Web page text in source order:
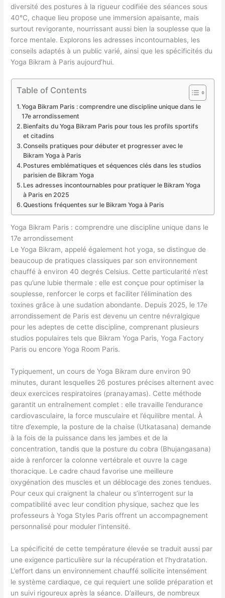
diversité des postures à la rigueur codifiée des séances sous
40°C, chaque lieu propose une immersion apaisante, mais
surtout revigorante, nourrissant aussi bien la souplesse que la
force mentale. Explorons les adresses incontournables, les
conseils adaptés à un public varié, ainsi que les spécificités du
Yoga Bikram à Paris aujourd’hui.
Table of Contents
Yoga Bikram Paris : comprendre une discipline unique dans le
17e arrondissement
Bienfaits du Yoga Bikram Paris pour tous les profils sportifs
et citadins
Conseils pratiques pour débuter et progresser avec le
Bikram Yoga à Paris
Postures emblématiques et séquences clés dans les studios
parisien de Bikram Yoga
Les adresses incontournables pour pratiquer le Bikram Yoga
à Paris en 2025
Questions fréquentes sur le Bikram Yoga à Paris
Yoga Bikram Paris : comprendre une discipline unique dans le
17e arrondissement
Le Yoga Bikram, appelé également hot yoga, se distingue de
beaucoup de pratiques classiques par son environnement
chauffé à environ 40 degrés Celsius. Cette particularité n’est
pas qu’une lubie thermale : elle est conçue pour optimiser la
souplesse, renforcer le corps et faciliter l’élimination des
toxines grâce à une sudation abondante. Depuis 2025, le 17e
arrondissement de Paris est devenu un centre névralgique
pour les adeptes de cette discipline, comprenant plusieurs
studios populaires tels que Bikram Yoga Paris, Yoga Factory
Paris ou encore Yoga Room Paris.
Typiquement, un cours de Yoga Bikram dure environ 90
minutes, durant lesquelles 26 postures précises alternent avec
deux exercices respiratoires (pranayamas). Cette méthode
garantit un entraînement complet : elle travaille l’endurance
cardiovasculaire, la force musculaire et l’équilibre mental. À
titre d’exemple, la posture de la chaise (Utkatasana) demande
à la fois de la puissance dans les jambes et de la
concentration, tandis que la posture du cobra (Bhujangasana)
aide à renforcer la colonne vertébrale et ouvre la cage
thoracique. Le cadre chaud favorise une meilleure
oxygénation des muscles et un déblocage des zones tendues.
Pour ceux qui craignent la chaleur ou s’interrogent sur la
compatibilité avec leur condition physique, sachez que les
professeurs à Yoga Styles Paris offrent un accompagnement
personnalisé pour moduler l’intensité.
La spécificité de cette température élevée se traduit aussi par
une exigence particulière sur la récupération et l’hydratation.
L’effort dans un environnement chauffé sollicite intensément
le système cardiaque, ce qui requiert une solide préparation et
un suivi rigoureux après la séance. D’ailleurs, de nombreux